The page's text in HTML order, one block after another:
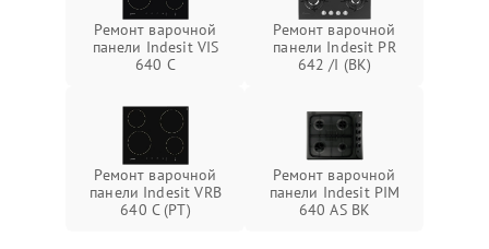
Ремонт варочной
панели Indesit VIS
640 C
Ремонт варочной
панели Indesit PR
642 /I (BK)
Ремонт варочной
панели Indesit VRB
640 C (PT)
Ремонт варочной
панели Indesit PIM
640 AS BK